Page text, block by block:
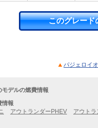
このグレード
パジェロイ
デルの燃費情報
報
アウトランダーPHEV アウトラ